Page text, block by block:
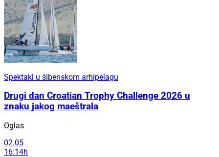
Spektakl u šibenskom arhipelagu
Drugi dan Croatian Trophy Challenge 2026 u
znaku jakog maeštrala
Oglas
02.05
16:14h